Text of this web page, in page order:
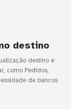
destino
destino e
como Pedidos,
de bancos